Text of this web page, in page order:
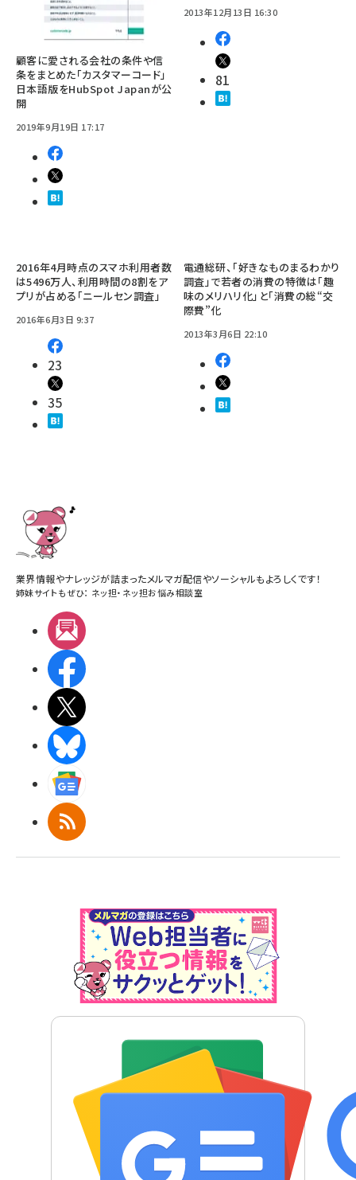
顧客に愛される会社の条件や信
条をまとめた「カスタマーコード」
日本語版をHubSpot Japanが公
開
2019年9月19日 17:17
2013年12月13日 16:30
81
2016年4月時点のスマホ利用者数
は5496万人、利用時間の8割をア
プリが占める「ニールセン調査」
2016年6月3日 9:37
23
35
電通総研、「好きなものまるわかり
調査」で若者の消費の特徴は「趣
味のメリハリ化」と「消費の総“交
際費”化
2013年3月6日 22:10
業界情報やナレッジが詰まったメルマガ配信やソーシャルもよろしくです！
姉妹サイトもぜひ： ネッ担・ ネッ担お悩み相談室
RSS